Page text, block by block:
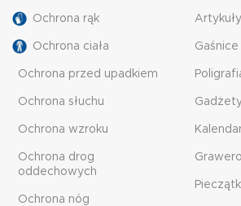
Ochrona rąk
Ochrona ciała
Ochrona przed upadkiem
Ochrona słuchu
Ochrona wzroku
Ochrona drog
oddechowych
Ochrona nóg
Gaśnice